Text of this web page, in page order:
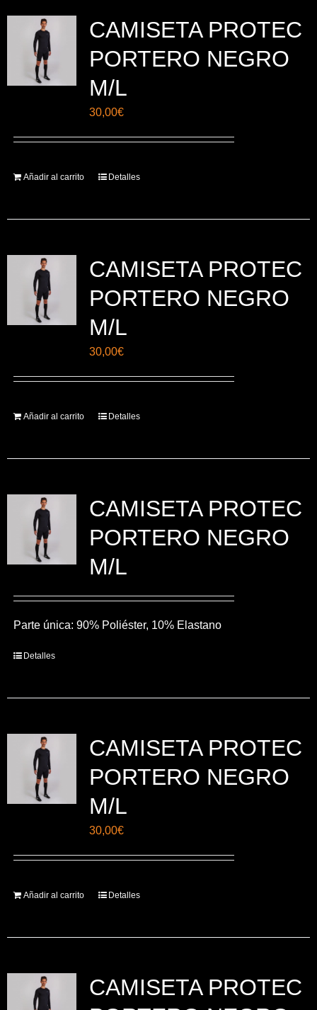
Las
se
pueden
elegir
la
CAMISETA PROTEC
PORTERO NEGRO
M/L
30,00€
Añadir al carrito Detalles
CAMISETA PROTEC
PORTERO NEGRO
M/L
30,00€
Añadir al carrito Detalles
CAMISETA PROTEC
PORTERO NEGRO
M/L
Parte única: 90% Poliéster, 10% Elastano
Detalles
CAMISETA PROTEC
PORTERO NEGRO
M/L
30,00€
Añadir al carrito Detalles
CAMISETA PROTEC